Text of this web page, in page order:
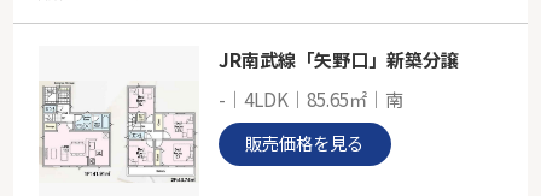
-
90.72㎡～98.81㎡
東京都町田市鶴川４丁目
JR南武線「矢野口」新築分譲
-｜4LDK｜85.65㎡｜南
販売価格を見る